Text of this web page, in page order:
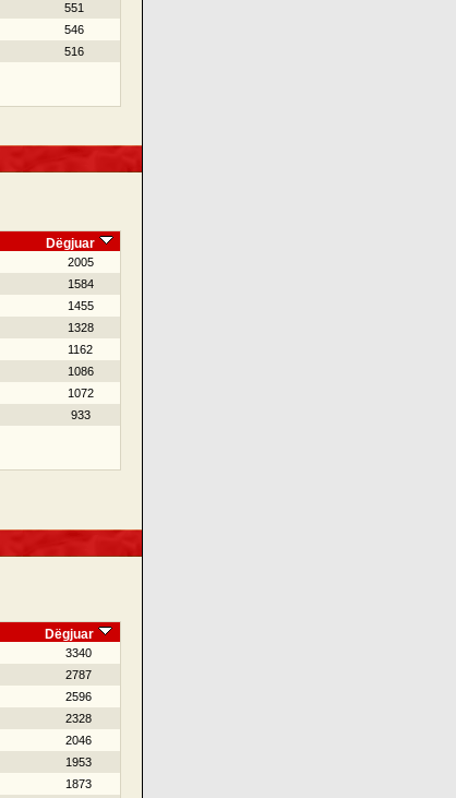
551
546
516
Dëgjuar
2005
1584
1455
1328
1162
1086
1072
933
Dëgjuar
3340
2787
2596
2328
2046
1953
1873